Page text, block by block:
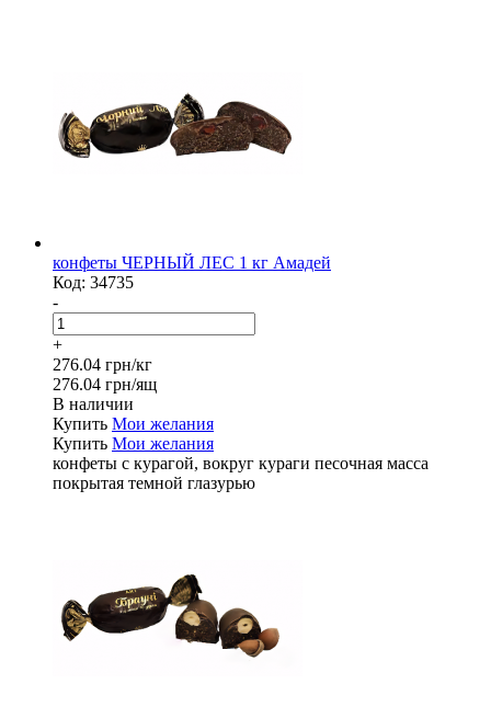
конфеты ЧЕРНЫЙ ЛЕС 1 кг Амадей
Код: 34735
-
+
276.04 грн/кг
276.04 грн/ящ
В наличии
Купить Мои желания
Купить Мои желания
конфеты с курагой, вокруг кураги песочная масса
покрытая темной глазурью